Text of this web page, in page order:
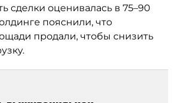
сделки оценивалась в 75–90
пояснили, что
продали, чтобы снизить